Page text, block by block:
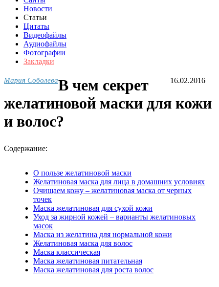
Новости
Статьи
Цитаты
Видеофайлы
Аудиофайлы
Фотографии
Закладки
Мария Соболева 16.02.2016
В чем секрет
желатиновой маски для кожи
и волос?
Содержание:
О пользе желатиновой маски
Желатиновая маска для лица в домашних условиях
Очищаем кожу – желатиновая маска от черных
точек
Маска желатиновая для сухой кожи
Уход за жирной кожей – варианты желатиновых
масок
Маска из желатина для нормальной кожи
Желатиновая маска для волос
Маска классическая
Маска желатиновая питательная
Маска желатиновая для роста волос